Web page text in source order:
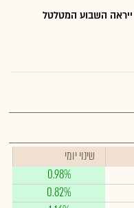
ייראה השבוע המטלטל
שינוי יומי
0.98%
0.82%